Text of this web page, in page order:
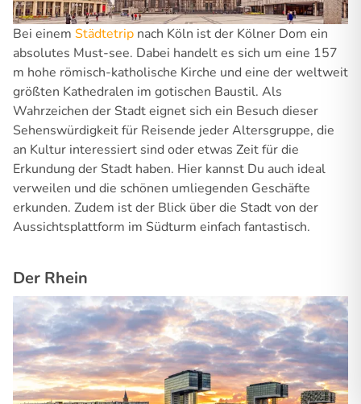
Bei einem Städtetrip nach Köln ist der Kölner Dom ein
absolutes Must-see. Dabei handelt es sich um eine 157
m hohe römisch-katholische Kirche und eine der weltweit
größten Kathedralen im gotischen Baustil. Als
Wahrzeichen der Stadt eignet sich ein Besuch dieser
Sehenswürdigkeit für Reisende jeder Altersgruppe, die
an Kultur interessiert sind oder etwas Zeit für die
Erkundung der Stadt haben. Hier kannst Du auch ideal
verweilen und die schönen umliegenden Geschäfte
erkunden. Zudem ist der Blick über die Stadt von der
Aussichtsplattform im Südturm einfach fantastisch.
Der Rhein